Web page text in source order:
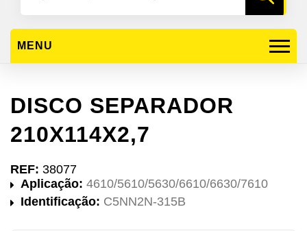
MENU
DISCO SEPARADOR
210X114X2,7
REF: 38077
Aplicação: 4610/5610/5630/6610/6630/7610
Identificação: C5NN2N-315B